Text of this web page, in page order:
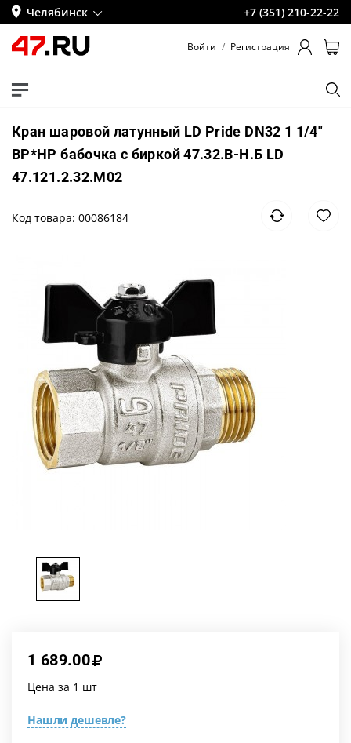
Челябинск +7 (351) 210-22-22
Войти / Регистрация
Кран шаровой латунный LD Pride DN32 1 1/4"
ВР*НР бабочка с биркой 47.32.В-Н.Б LD
47.121.2.32.M02
Код товара: 00086184
1 689.00
Нашли дешевле?
Цена за 1 шт